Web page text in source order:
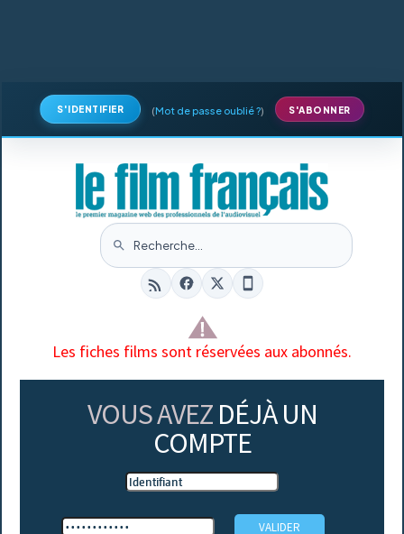
S'IDENTIFIER (Mot de passe oublié ?) S'ABONNER
Les fiches films sont réservées aux abonnés.
VOUS AVEZ DÉJÀ UN
COMPTE